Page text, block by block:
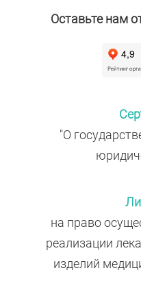
Оставьте нам
"О
на право
реализации
изделий